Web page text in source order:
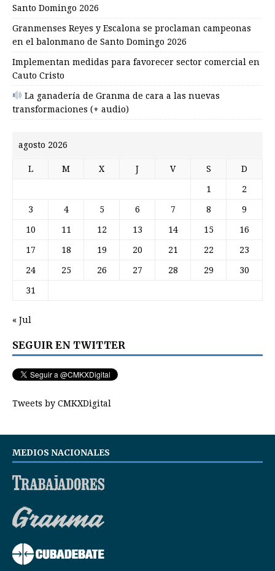
Santo Domingo 2026
Granmenses Reyes y Escalona se proclaman campeonas
en el balonmano de Santo Domingo 2026
Implementan medidas para favorecer sector comercial en
Cauto Cristo
La ganadería de Granma de cara a las nuevas
transformaciones (+ audio)
agosto 2026
L M X J V S D
1 2
3 4 5 6 7 8 9
10 11 12 13 14 15 16
17 18 19 20 21 22 23
24 25 26 27 28 29 30
31
« Jul
SEGUIR EN TWITTER
Tweets by CMKXDigital
MEDIOS NACIONALES